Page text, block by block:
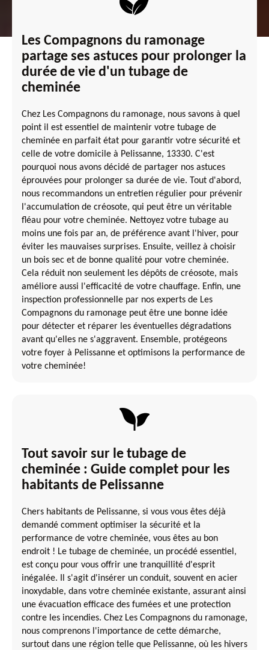
Les Compagnons du ramonage
partage ses astuces pour prolonger la
durée de vie d'un tubage de
cheminée
Chez Les Compagnons du ramonage, nous savons à quel
point il est essentiel de maintenir votre tubage de
cheminée en parfait état pour garantir votre sécurité et
celle de votre domicile à Pelissanne, 13330. C'est
pourquoi nous avons décidé de partager nos astuces
éprouvées pour prolonger sa durée de vie. Tout d'abord,
nous recommandons un entretien régulier pour prévenir
l'accumulation de créosote, qui peut être un véritable
fléau pour votre cheminée. Nettoyez votre tubage au
moins une fois par an, de préférence avant l'hiver, pour
éviter les mauvaises surprises. Ensuite, veillez à choisir
un bois sec et de bonne qualité pour votre cheminée.
Cela réduit non seulement les dépôts de créosote, mais
améliore aussi l'efficacité de votre chauffage. Enfin, une
inspection professionnelle par nos experts de Les
Compagnons du ramonage peut être une bonne idée
pour détecter et réparer les éventuelles dégradations
avant qu'elles ne s'aggravent. Ensemble, protégeons
votre foyer à Pelissanne et optimisons la performance de
votre cheminée!
Tout savoir sur le tubage de
cheminée : Guide complet pour les
habitants de Pelissanne
Chers habitants de Pelissanne, si vous vous êtes déjà
demandé comment optimiser la sécurité et la
performance de votre cheminée, vous êtes au bon
endroit ! Le tubage de cheminée, un procédé essentiel,
est conçu pour vous offrir une tranquillité d'esprit
inégalée. Il s'agit d'insérer un conduit, souvent en acier
inoxydable, dans votre cheminée existante, assurant ainsi
une évacuation efficace des fumées et une protection
contre les incendies. Chez Les Compagnons du ramonage,
nous comprenons l'importance de cette démarche,
surtout dans une région telle que Pelissanne, où les hivers